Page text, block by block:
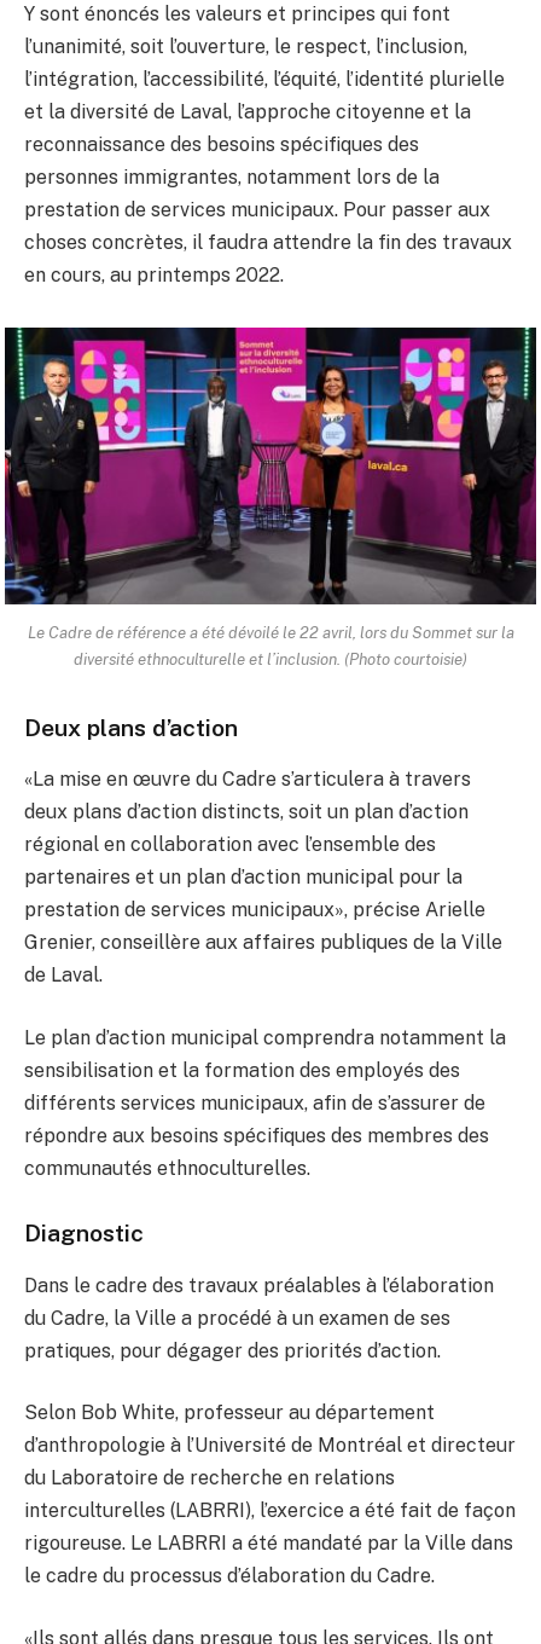
Y sont énoncés les valeurs et principes qui font
l’unanimité, soit l’ouverture, le respect, l’inclusion,
l’intégration, l’accessibilité, l’équité, l’identité plurielle
et la diversité de Laval, l’approche citoyenne et la
reconnaissance des besoins spécifiques des
personnes immigrantes, notamment lors de la
prestation de services municipaux. Pour passer aux
choses concrètes, il faudra attendre la fin des travaux
en cours, au printemps 2022.
Le Cadre de référence a été dévoilé le 22 avril, lors du Sommet sur la
diversité ethnoculturelle et l’inclusion. (Photo courtoisie)
Deux plans d’action
«La mise en œuvre du Cadre s’articulera à travers
deux plans d’action distincts, soit un plan d’action
régional en collaboration avec l’ensemble des
partenaires et un plan d’action municipal pour la
prestation de services municipaux», précise Arielle
Grenier, conseillère aux affaires publiques de la Ville
de Laval.
Le plan d’action municipal comprendra notamment la
sensibilisation et la formation des employés des
différents services municipaux, afin de s’assurer de
répondre aux besoins spécifiques des membres des
communautés ethnoculturelles.
Diagnostic
Dans le cadre des travaux préalables à l’élaboration
du Cadre, la Ville a procédé à un examen de ses
pratiques, pour dégager des priorités d’action.
Selon Bob White, professeur au département
d’anthropologie à l’Université de Montréal et directeur
du Laboratoire de recherche en relations
interculturelles (LABRRI), l’exercice a été fait de façon
rigoureuse. Le LABRRI a été mandaté par la Ville dans
le cadre du processus d’élaboration du Cadre.
«Ils sont allés dans presque tous les services. Ils ont